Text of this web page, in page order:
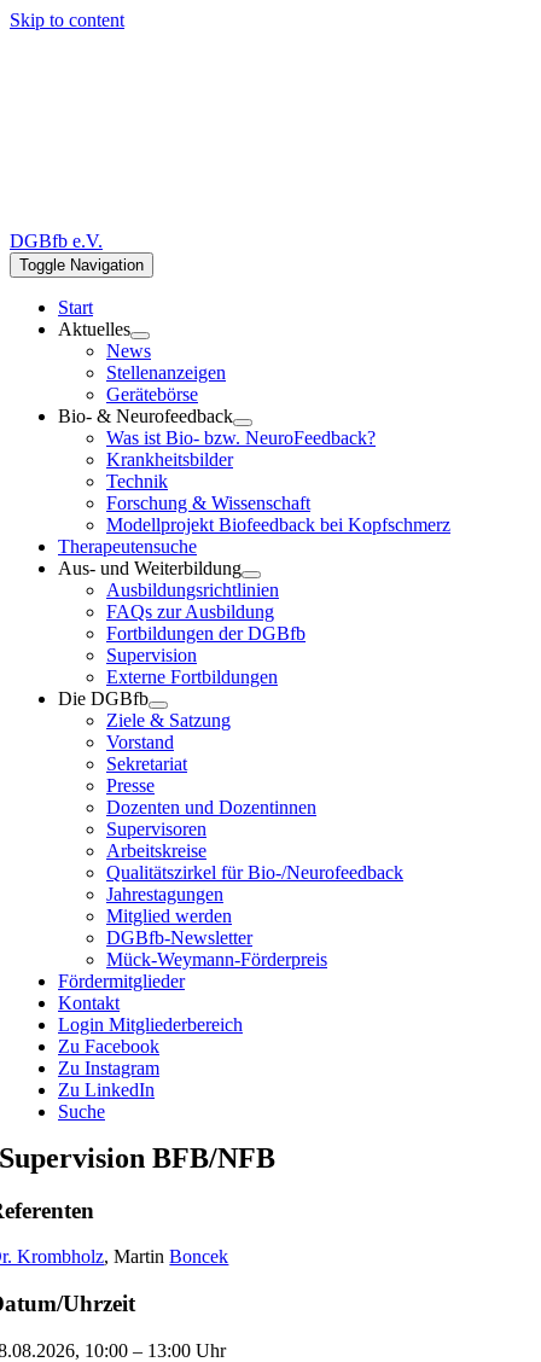
Skip to content
DGBfb e.V.
Toggle Navigation
Start
Aktuelles
News
Stellenanzeigen
Gerätebörse
Bio- & Neurofeedback
Was ist Bio- bzw. NeuroFeedback?
Krankheitsbilder
Technik
Forschung & Wissenschaft
Modellprojekt Biofeedback bei Kopfschmerz
Therapeutensuche
Aus- und Weiterbildung
Ausbildungsrichtlinien
FAQs zur Ausbildung
Fortbildungen der DGBfb
Supervision
Externe Fortbildungen
Die DGBfb
Ziele & Satzung
Vorstand
Sekretariat
Presse
Dozenten und Dozentinnen
Supervisoren
Arbeitskreise
Qualitätszirkel für Bio-/Neurofeedback
Jahrestagungen
Mitglied werden
DGBfb-Newsletter
Mück-Weymann-Förderpreis
Fördermitglieder
Kontakt
Login Mitgliederbereich
Zu Facebook
Zu Instagram
Zu LinkedIn
Suche
Supervision BFB/NFB
Krombholz, MartinBoncek
Uhrzeit
10:00 – 13:00 Uhr